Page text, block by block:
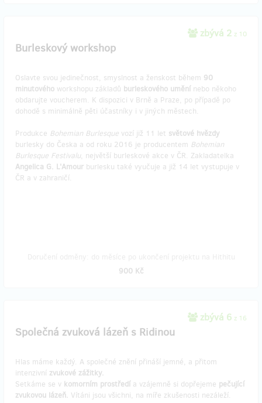
zbývá 2 z 10
Burleskový workshop
Oslavte svou jedinečnost, smyslnost a ženskost během 90
minutového workshopu základů burleskového umění nebo někoho
obdarujte voucherem. K dispozici v Brně a Praze, po případě po
dohodě s minimálně pěti účastníky i v jiných městech.
Produkce Bohemian Burlesque vozí již 11 let světové hvězdy
burlesky do Česka a od roku 2016 je producentem Bohemian
Burlesque Festivalu, největší burleskové akce v ČR. Zakladatelka
Angelica G. L'Amour burlesku také vyučuje a již 14 let vystupuje v
ČR a v zahraničí.
900 Kč
zbývá 6 z 16
Společná zvuková lázeň s Ridinou
Hlas máme každý. A společné znění přináší jemné, a přitom
intenzivní zvukové zážitky.
Setkáme se v komorním prostředí a vzájemně si dopřejeme pečující
zvukovou lázeň. Vítáni jsou všichni, na míře zkušenosti nezáleží.